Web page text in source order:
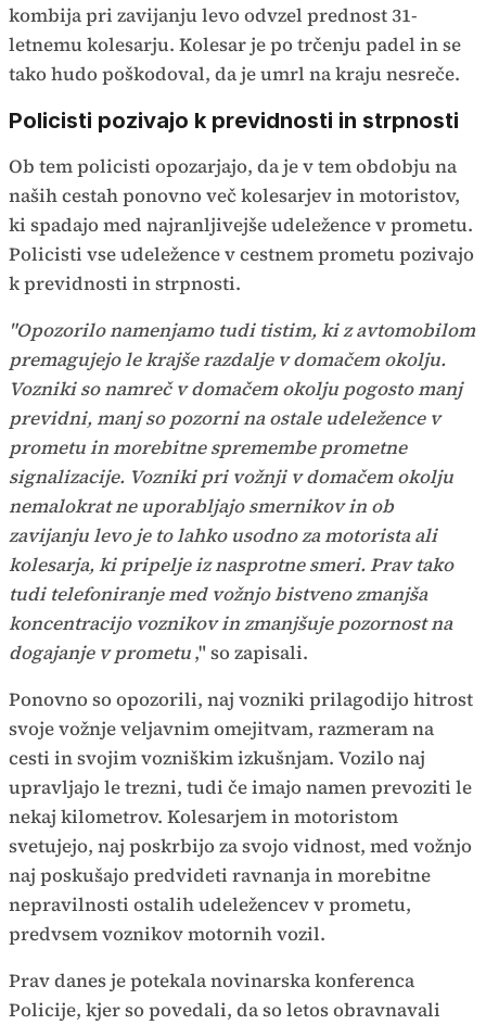
kombija pri zavijanju levo odvzel prednost 31-
letnemu kolesarju. Kolesar je po trčenju padel in se
tako hudo poškodoval, da je umrl na kraju nesreče.
Policisti pozivajo k previdnosti in strpnosti
Ob tem policisti opozarjajo, da je v tem obdobju na
naših cestah ponovno več kolesarjev in motoristov,
ki spadajo med najranljivejše udeležence v prometu.
Policisti vse udeležence v cestnem prometu pozivajo
k previdnosti in strpnosti.
"Opozorilo namenjamo tudi tistim, ki z avtomobilom
premagujejo le krajše razdalje v domačem okolju.
Vozniki so namreč v domačem okolju pogosto manj
previdni, manj so pozorni na ostale udeležence v
prometu in morebitne spremembe prometne
signalizacije. Vozniki pri vožnji v domačem okolju
nemalokrat ne uporabljajo smernikov in ob
zavijanju levo je to lahko usodno za motorista ali
kolesarja, ki pripelje iz nasprotne smeri. Prav tako
tudi telefoniranje med vožnjo bistveno zmanjša
koncentracijo voznikov in zmanjšuje pozornost na
dogajanje v prometu," so zapisali.
Ponovno so opozorili, naj vozniki prilagodijo hitrost
svoje vožnje veljavnim omejitvam, razmeram na
cesti in svojim vozniškim izkušnjam. Vozilo naj
upravljajo le trezni, tudi če imajo namen prevoziti le
nekaj kilometrov. Kolesarjem in motoristom
svetujejo, naj poskrbijo za svojo vidnost, med vožnjo
naj poskušajo predvideti ravnanja in morebitne
nepravilnosti ostalih udeležencev v prometu,
predvsem voznikov motornih vozil.
Prav danes je potekala novinarska konferenca
Policije, kjer so povedali, da so letos obravnavali